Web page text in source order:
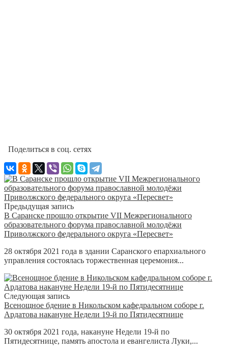
Поделиться в соц. сетях
Предыдущая запись
В Саранске прошло открытие VII Межрегионального
образовательного форума православной молодёжи
Приволжского федерального округа «Пересвет»
28 октября 2021 года в здании Саранского епархиального
управления состоялась торжественная церемония...
Следующая запись
Всенощное бдение в Никольском кафедральном соборе г.
Ардатова накануне Недели 19-й по Пятидесятнице
30 октября 2021 года, накануне Недели 19-й по
Пятидесятнице, память апостола и евангелиста Луки,...